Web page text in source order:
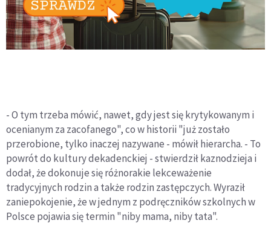
- O tym trzeba mówić, nawet, gdy jest się krytykowanym i
ocenianym za zacofanego", co w historii "już zostało
przerobione, tylko inaczej nazywane - mówił hierarcha. - To
powrót do kultury dekadenckiej - stwierdził kaznodzieja i
dodał, że dokonuje się różnorakie lekceważenie
tradycyjnych rodzin a także rodzin zastępczych. Wyraził
zaniepokojenie, że w jednym z podręczników szkolnych w
Polsce pojawia się termin "niby mama, niby tata".